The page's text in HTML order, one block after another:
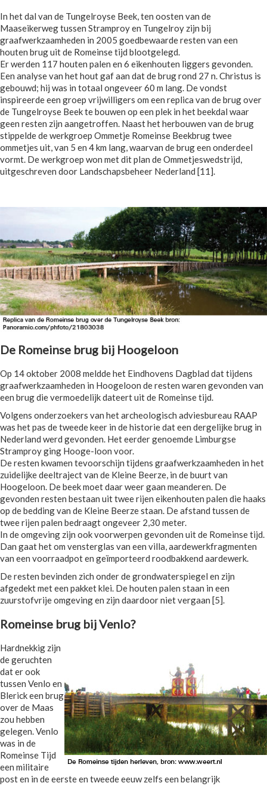
In het dal van de Tungelroyse Beek, ten oosten van de
Maaseikerweg tussen Stramproy en Tungelroy zijn bij
graafwerkzaamheden in 2005 goedbewaarde resten van een
houten brug uit de Romeinse tijd blootgelegd.
Er werden 117 houten palen en 6 eikenhouten liggers gevonden.
Een analyse van het hout gaf aan dat de brug rond 27 n. Christus is
gebouwd; hij was in totaal ongeveer 60 m lang. De vondst
inspireerde een groep vrijwilligers om een replica van de brug over
de Tungelroyse Beek te bouwen op een plek in het beekdal waar
geen resten zijn aangetroffen. Naast het herbouwen van de brug
stippelde de werkgroep Ommetje Romeinse Beekbrug twee
ommetjes uit, van 5 en 4 km lang, waarvan de brug een onderdeel
vormt. De werkgroep won met dit plan de Ommetjeswedstrijd,
uitgeschreven door Landschapsbeheer Nederland [11].
De Romeinse brug bij Hoogeloon
Op 14 oktober 2008 meldde het Eindhovens Dagblad dat tijdens
graafwerkzaamheden in Hoogeloon de resten waren gevonden van
een brug die vermoedelijk dateert uit de Romeinse tijd.
Volgens onderzoekers van het archeologisch adviesbureau RAAP
was het pas de tweede keer in de historie dat een dergelijke brug in
Nederland werd gevonden. Het eerder genoemde Limburgse
Stramproy ging Hooge-loon voor.
De resten kwamen tevoorschijn tijdens graafwerkzaamheden in het
zuidelijke deeltraject van de Kleine Beerze, in de buurt van
Hoogeloon. De beek moet daar weer gaan meanderen. De
gevonden resten bestaan uit twee rijen eikenhouten palen die haaks
op de bedding van de Kleine Beerze staan. De afstand tussen de
twee rijen palen bedraagt ongeveer 2,30 meter.
In de omgeving zijn ook voorwerpen gevonden uit de Romeinse tijd.
Dan gaat het om vensterglas van een villa, aardewerkfragmenten
van een voorraadpot en geïmporteerd roodbakkend aardewerk.
De resten bevinden zich onder de grondwaterspiegel en zijn
afgedekt met een pakket klei. De houten palen staan in een
zuurstofvrije omgeving en zijn daardoor niet vergaan [5].
Romeinse brug bij Venlo?
Hardnekkig zijn
de geruchten
dat er ook
tussen Venlo en
Blerick een brug
over de Maas
zou hebben
gelegen. Venlo
was in de
Romeinse Tijd
een militaire
post en in de eerste en tweede eeuw zelfs een belangrijk